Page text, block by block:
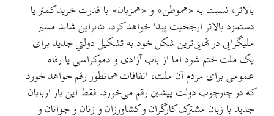
بالاتر، نسبت به «هموطن» و «همزبان» با قدرت خرید کمتر یا
دستمزد بالاتر ارجحیت پیدا خواهد کرد. بنابراین شاید مسیر
مليگرایی در نهایی‌ترین شکل خود به تشکیل دولتي جدید برای
یک ملت ختم شود اما از باب آزادی و دموکراسی یا رفاه
عمومی برای مردم آن ملت، اتفافات همانطور رقم خواهد خورد
که در چارچوب دولت پیشین رقم می‌خورد. فقط این بار اربابان
جدید با زبان مشترک کارگران و کشاورزان و زنان و جوانان و…